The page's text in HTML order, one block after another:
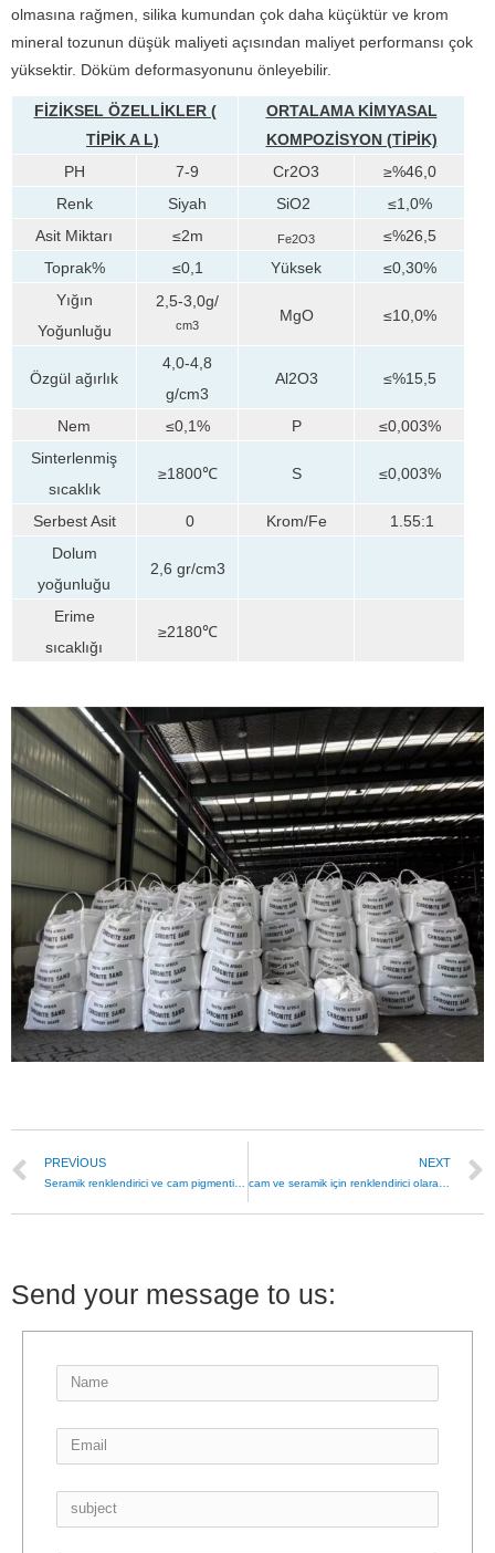
olmasına rağmen, silika kumundan çok daha küçüktür ve krom
mineral tozunun düşük maliyeti açısından maliyet performansı çok
yüksektir. Döküm deformasyonunu önleyebilir.
FİZİKSEL ÖZELLİKLER (
TİPİKA L)
ORTALAMA KİMYASAL
KOMPOZİSYON (TİPİK)
PH
7-9 Cr2O3
≥%46,0
Renk
Siyah SiO2
≤1,0%
Asit Miktarı
≤2m Fe2O3
≤%26,5
Toprak%
≤0,1 Yüksek
≤0,30%
Yığın
Yoğunluğu
2,5-3,0g/
cm3
MgO ≤10,0%
Özgül ağırlık
4,0-4,8
g/cm3
Al2O3 ≤%15,5
Nem ≤0,1% P
≤0,003%
Sinterlenmiş
sıcaklık
≥1800℃ S ≤0,003%
Serbest Asit 0 Krom/Fe
1.55:1
Dolum
yoğunluğu
2,6 gr/cm3
Erime
sıcaklığı
≥2180℃
PREVIOUS NEXT
Send your message to us: